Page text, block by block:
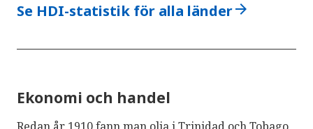
Se HDI-statistik för alla länderarrow_forward
Ekonomi och handel